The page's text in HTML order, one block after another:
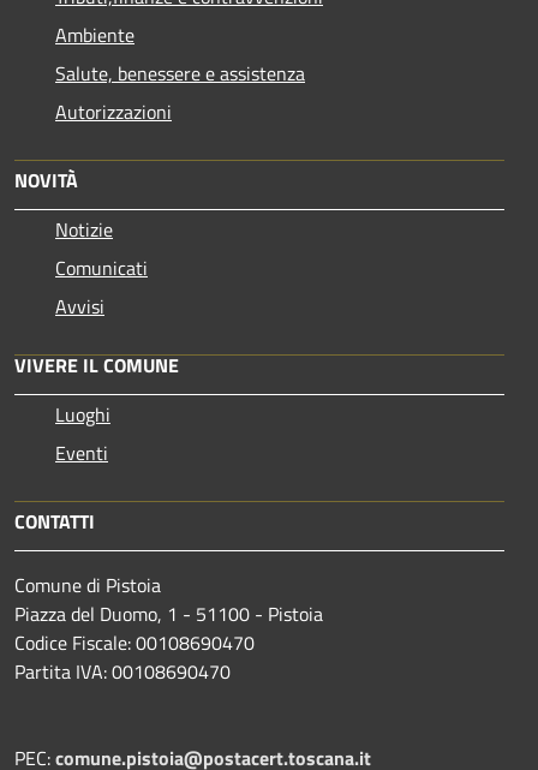
Ambiente
Salute, benessere e assistenza
Autorizzazioni
NOVITÀ
Notizie
Comunicati
Avvisi
VIVERE IL COMUNE
Luoghi
Eventi
CONTATTI
Comune di Pistoia
Piazza del Duomo, 1 - 51100 - Pistoia
Codice Fiscale: 00108690470
Partita IVA: 00108690470
PEC:comune.pistoia@postacert.toscana.it